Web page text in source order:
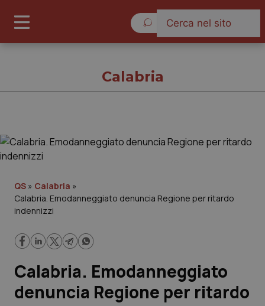
Governo e Parlamento
Regioni e Asl
Lavoro e Professioni
Scienza e Farmaci
Calabria
QS » Calabria »
Calabria. Emodanneggiato denuncia Regione per ritardo
indennizzi
Calabria. Emodanneggiato
denuncia Regione per ritardo